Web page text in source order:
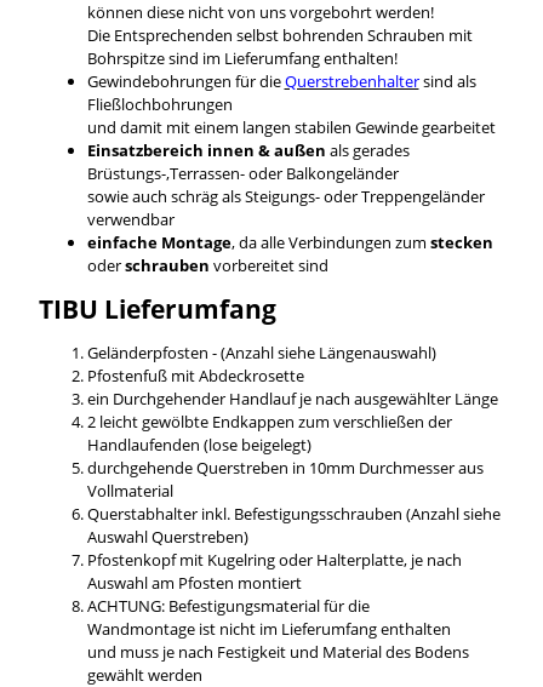
können diese nicht von uns vorgebohrt werden!
Die Entsprechenden selbst bohrenden Schrauben mit
Bohrspitze sind im Lieferumfang enthalten!
Gewindebohrungen für dieQuerstrebenhaltersind als
Fließlochbohrungen
und damit mit einem langen stabilen Gewinde gearbeitet
Einsatzbereich innen & außen als gerades
Brüstungs-,Terrassen- oder Balkongeländer
sowie auch schräg als Steigungs- oder Treppengeländer
verwendbar
einfache Montage, da alle Verbindungen zum stecken
oderschrauben vorbereitet sind
TIBU Lieferumfang
Geländerpfosten - (Anzahl siehe Längenauswahl)
Pfostenfuß mit Abdeckrosette
ein Durchgehender Handlauf je nach ausgewählter Länge
2 leicht gewölbte Endkappen zum verschließen der
Handlaufenden (lose beigelegt)
durchgehende Querstreben in 10mm Durchmesser aus
Vollmaterial
Querstabhalter inkl. Befestigungsschrauben (Anzahl siehe
Auswahl Querstreben)
Pfostenkopf mit Kugelring oder Halterplatte, je nach
Auswahl am Pfosten montiert
ACHTUNG: Befestigungsmaterial für die
Wandmontage ist nicht im Lieferumfang enthalten
und muss je nach Festigkeit und Material des Bodens
gewählt werden